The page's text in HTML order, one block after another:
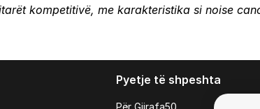
kompetitivë, me karakteristika si noise
Pyetje të shpeshta
Për Gjirafa50